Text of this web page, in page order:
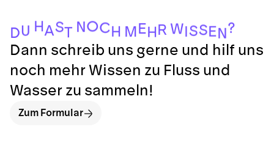
DU H AST N OC H M E H R W SS EN?
Dann schreib uns gerne und hilf uns
noch mehr Wissen zu Fluss und
Wasser zu sammeln!
Zum Formular